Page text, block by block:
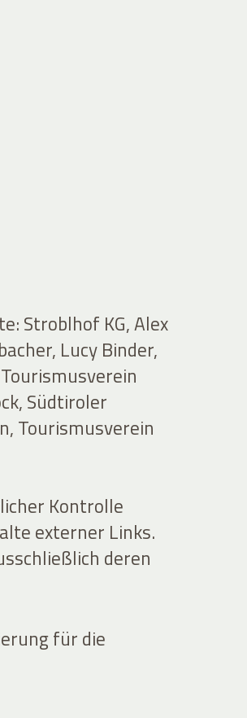
Stroblhof KG, Alex
Lucy Binder,
Südtiroler
Tourismusverein
Kontrolle
externer Links.
deren
für die